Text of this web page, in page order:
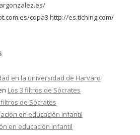
copa3 http://es.tiching.com/
en la universidad de Harvard
Los 3 filtros de Sócrates
filtros de Sócrates
en educación Infantil
en educación Infantil